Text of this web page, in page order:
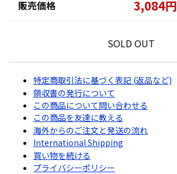
販売価格 3,084円
SOLD OUT
特定商取引法に基づく表記 (返品など)
領収書の発行について
この商品について問い合わせる
この商品を友達に教える
海外からのご注文と発送の流れ
International Shipping
買い物を続ける
プライバシーポリシー